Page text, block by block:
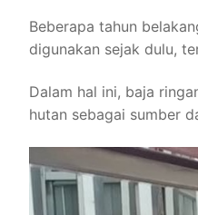
Beberapa tahun
digunakan sejak dulu,
Dalam hal ini, baja
hutan sebagai sumber